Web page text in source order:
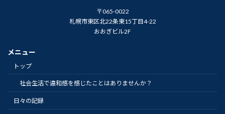
〒065-0022
札幌市東区北22条東15丁目4-22
おおぎビル2F
メニュー
トップ
社会生活で違和感を感じたことはありませんか？
日々の記録